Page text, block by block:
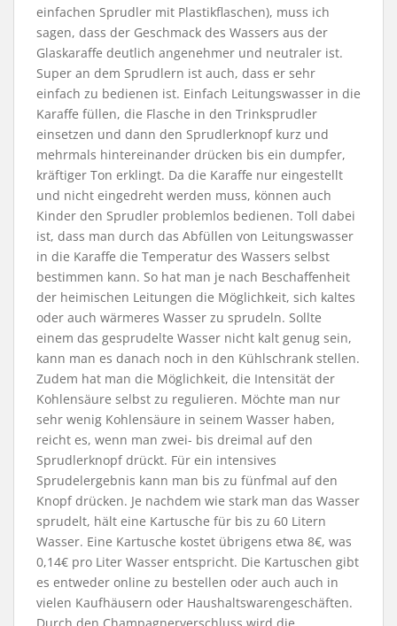
einfachen Sprudler mit Plastikflaschen), muss ich
sagen, dass der Geschmack des Wassers aus der
Glaskaraffe deutlich angenehmer und neutraler ist.
Super an dem Sprudlern ist auch, dass er sehr
einfach zu bedienen ist. Einfach Leitungswasser in die
Karaffe füllen, die Flasche in den Trinksprudler
einsetzen und dann den Sprudlerknopf kurz und
mehrmals hintereinander drücken bis ein dumpfer,
kräftiger Ton erklingt. Da die Karaffe nur eingestellt
und nicht eingedreht werden muss, können auch
Kinder den Sprudler problemlos bedienen. Toll dabei
ist, dass man durch das Abfüllen von Leitungswasser
in die Karaffe die Temperatur des Wassers selbst
bestimmen kann. So hat man je nach Beschaffenheit
der heimischen Leitungen die Möglichkeit, sich kaltes
oder auch wärmeres Wasser zu sprudeln. Sollte
einem das gesprudelte Wasser nicht kalt genug sein,
kann man es danach noch in den Kühlschrank stellen.
Zudem hat man die Möglichkeit, die Intensität der
Kohlensäure selbst zu regulieren. Möchte man nur
sehr wenig Kohlensäure in seinem Wasser haben,
reicht es, wenn man zwei- bis dreimal auf den
Sprudlerknopf drückt. Für ein intensives
Sprudelergebnis kann man bis zu fünfmal auf den
Knopf drücken. Je nachdem wie stark man das Wasser
sprudelt, hält eine Kartusche für bis zu 60 Litern
Wasser. Eine Kartusche kostet übrigens etwa 8€, was
0,14€ pro Liter Wasser entspricht. Die Kartuschen gibt
es entweder online zu bestellen oder auch auch in
vielen Kaufhäusern oder Haushaltswarengeschäften.